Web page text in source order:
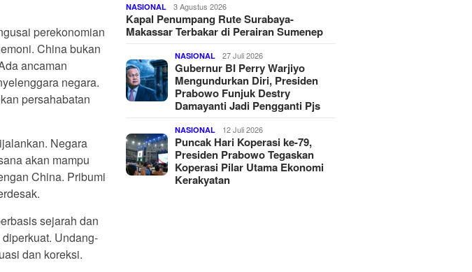
perekonomian
China bukan
ancaman
negara.
persahabatan
Negara
akan mampu
China. Pribumi
sejarah dan
Undang-
dan koreksi.
NASIONAL 3 Agustus 2026
Kapal Penumpang Rute Surabaya-
Makassar Terbakar di Perairan Sumenep
NASIONAL 27 Juli 2026
Gubernur BI Perry Warjiyo
Mengundurkan Diri, Presiden
Prabowo Funjuk Destry
Damayanti Jadi Pengganti Pjs
NASIONAL 12 Juli 2026
Puncak Hari Koperasi ke-79,
Presiden Prabowo Tegaskan
Koperasi Pilar Utama Ekonomi
Kerakyatan